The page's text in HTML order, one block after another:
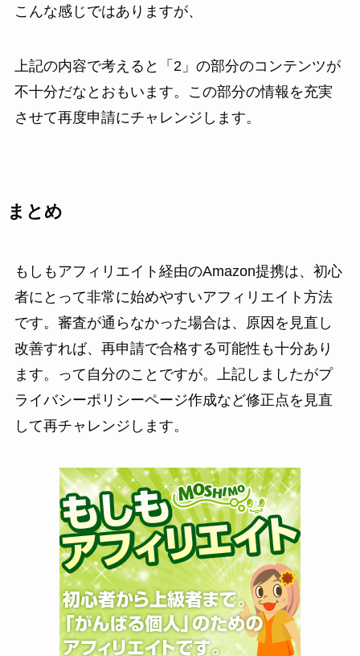
こんな感じではありますが、
上記の内容で考えると「2」の部分のコンテンツが
不十分だなとおもいます。この部分の情報を充実
させて再度申請にチャレンジします。
まとめ
もしもアフィリエイト経由のAmazon提携は、初心
者にとって非常に始めやすいアフィリエイト方法
です。審査が通らなかった場合は、原因を見直し
改善すれば、再申請で合格する可能性も十分あり
ます。って自分のことですが。上記しましたがプ
ライバシーポリシーページ作成など修正点を見直
して再チャレンジします。